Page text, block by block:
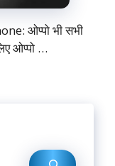
ओप्पो भी सभी
ओप्पो …